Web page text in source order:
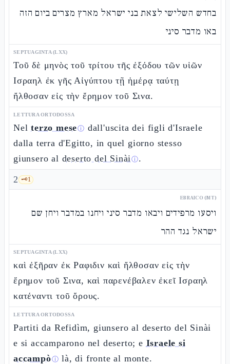
בחדש השלישי לצאת בני ישראל מארץ מצרים ביום הזה
באו מדבר סיני
SEPTUAGINTA (LXX)
Τοῦ δὲ μηνὸς τοῦ τρίτου τῆς ἐξόδου τῶν υἱῶν
Ισραηλ ἐκ γῆς Αἰγύπτου τῇ ἡμέρᾳ ταύτῃ
ἤλθοσαν εἰς τὴν ἔρημον τοῦ Σινα.
LETTURA ORTODOSSA
Nelterzo meseⓘ dall'uscita dei figli d'Israele
dalla terra d'Egitto, in quel giorno stesso
giunsero al deserto del Sinàiⓘ.
2 🗝️1
EBRAICO (MT)
ויסעו מרפידים ויבאו מדבר סיני ויחנו במדבר ויחן שם
ישראל נגד ההר
SEPTUAGINTA (LXX)
καὶ ἐξῆραν ἐκ Ραφιδιν καὶ ἤλθοσαν εἰς τὴν
ἔρημον τοῦ Σινα, καὶ παρενέβαλεν ἐκεῖ Ισραηλ
κατέναντι τοῦ ὄρους.
LETTURA ORTODOSSA
Partiti da Refidìm, giunsero al deserto del Sinài
e si accamparono nel deserto; e Israele si
accampòⓘ là, di fronte al monte.